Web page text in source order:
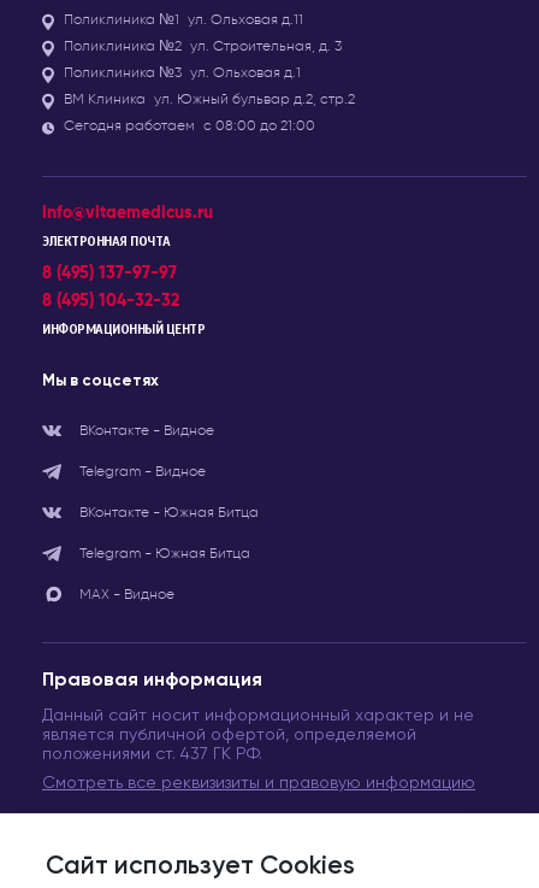
Сайт использует Cookies
Поликлиника №1 ул. Ольховая д.11
Поликлиника №2 ул. Строительная, д. 3
Поликлиника №3 ул. Ольховая д.1
ВМ Клиника ул. Южный бульвар д.2, стр.2
Сегодня работаем с 08:00 до 21:00
info@vitaemedicus.ru
ЭЛЕКТРОННАЯ ПОЧТА
8 (495) 137-97-97
8 (495) 104-32-32
ИНФОРМАЦИОННЫЙ ЦЕНТР
Мы в соцсетях
ВКонтакте - Видное
Telegram - Видное
ВКонтакте - Южная Битца
Telegram - Южная Битца
МАХ - Видное
Правовая информация
Данный сайт носит информационный характер и не
является публичной офертой, определяемой
положениями ст. 437 ГК РФ.
Смотреть все реквизизиты и правовую информацию
© Сеть медицинских центров «Вита Медикус». 2011-2024